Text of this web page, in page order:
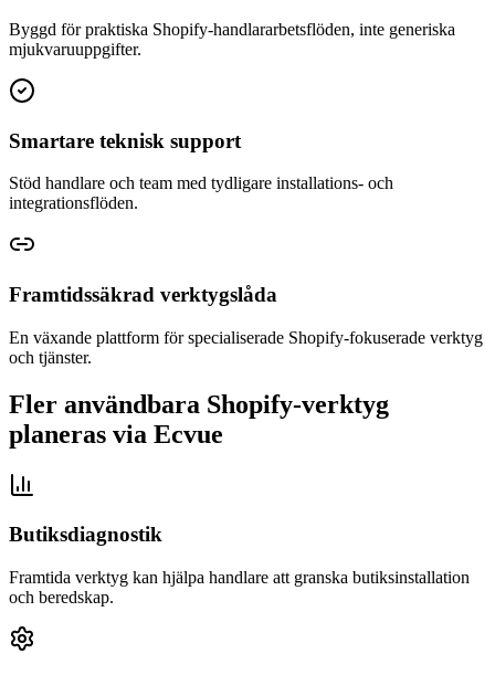
Byggd för praktiska Shopify-handlararbetsflöden, inte generiska
mjukvaruuppgifter.
Smartare teknisk support
Stöd handlare och team med tydligare installations- och
integrationsflöden.
Framtidssäkrad verktygslåda
En växande plattform för specialiserade Shopify-fokuserade verktyg
och tjänster.
Fler användbara Shopify-verktyg
planeras via Ecvue
Butiksdiagnostik
Framtida verktyg kan hjälpa handlare att granska butiksinstallation
och beredskap.